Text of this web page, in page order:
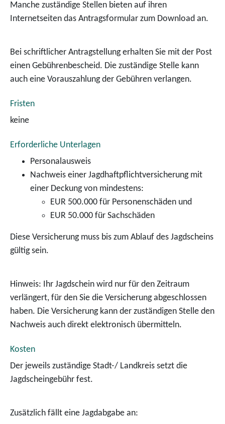
Manche zuständige Stellen bieten auf ihren
Internetseiten das Antragsformular zum Download an.
Bei schriftlicher Antragstellung erhalten Sie mit der Post
einen Gebührenbescheid. Die zuständige Stelle kann
auch eine Vorauszahlung der Gebühren verlangen.
Fristen
keine
Erforderliche Unterlagen
Personalausweis
Nachweis einer Jagdhaftpflichtversicherung mit
einer Deckung von mindestens:
EUR 500.000 für Personenschäden und
EUR 50.000 für Sachschäden
Diese Versicherung muss bis zum Ablauf des Jagdscheins
gültig sein.
Hinweis: Ihr Jagdschein wird nur für den Zeitraum
verlängert, für den Sie die Versicherung abgeschlossen
haben. Die Versicherung kann der zuständigen Stelle den
Nachweis auch direkt elektronisch übermitteln.
Kosten
Der jeweils zuständige Stadt-/ Landkreis setzt die
Jagdscheingebühr fest.
Zusätzlich fällt eine Jagdabgabe an: